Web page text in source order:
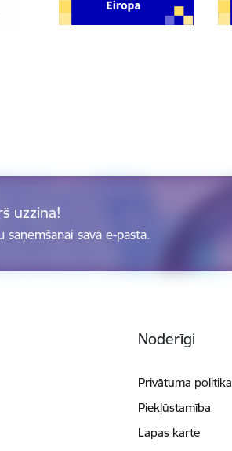
uzzina!
saņemšanai savā e-pastā.
Noderīgi
Privātuma politika
Piekļūstamība
Lapas karte